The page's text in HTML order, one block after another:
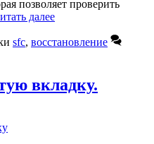
позволяет проверить
далее
sfc, восстановление
вкладку.